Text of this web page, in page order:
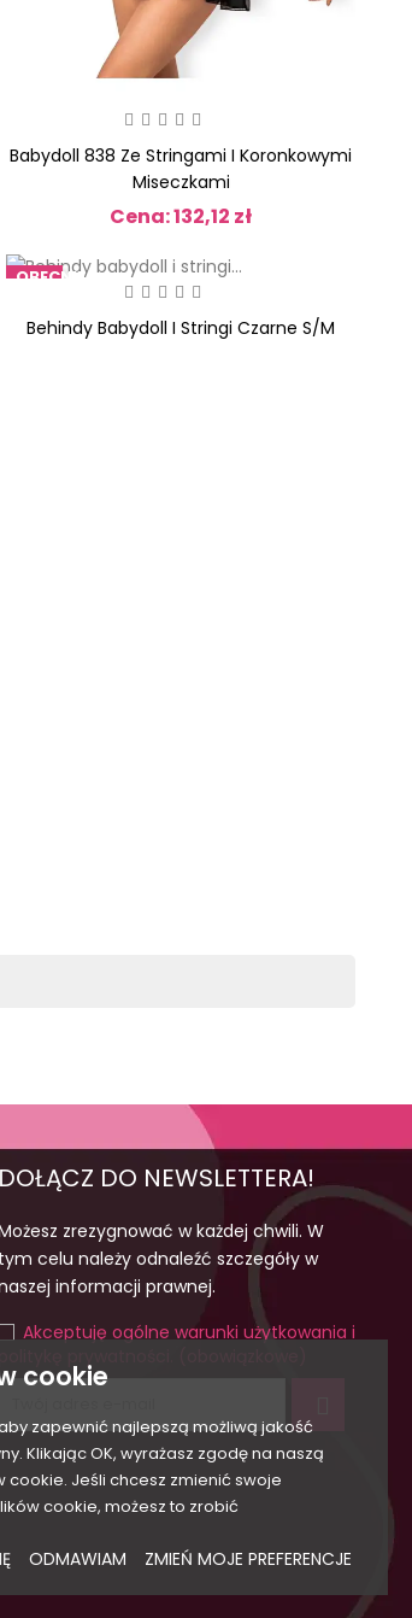
cookie
zapewnić najlepszą możliwą jakość
Klikając OK, wyrażasz zgodę na naszą
Jeśli chcesz zmienić swoje
cookie, możesz to zrobić
ODMAWIAM ZMIEŃ MOJE PREFERENCJE
Babydoll 838 Ze Stringami I Koronkowymi
Miseczkami
Cena: 132,12 zł
OBECNIE
NA
Behindy Babydoll I Stringi Czarne S/M
DOŁĄCZ DO NEWSLETTERA!
zrezygnować w każdej chwili. W
tym celu należy odnaleźć szczegóły w
informacji prawnej.
Akceptuję ogólne warunki użytkowania i